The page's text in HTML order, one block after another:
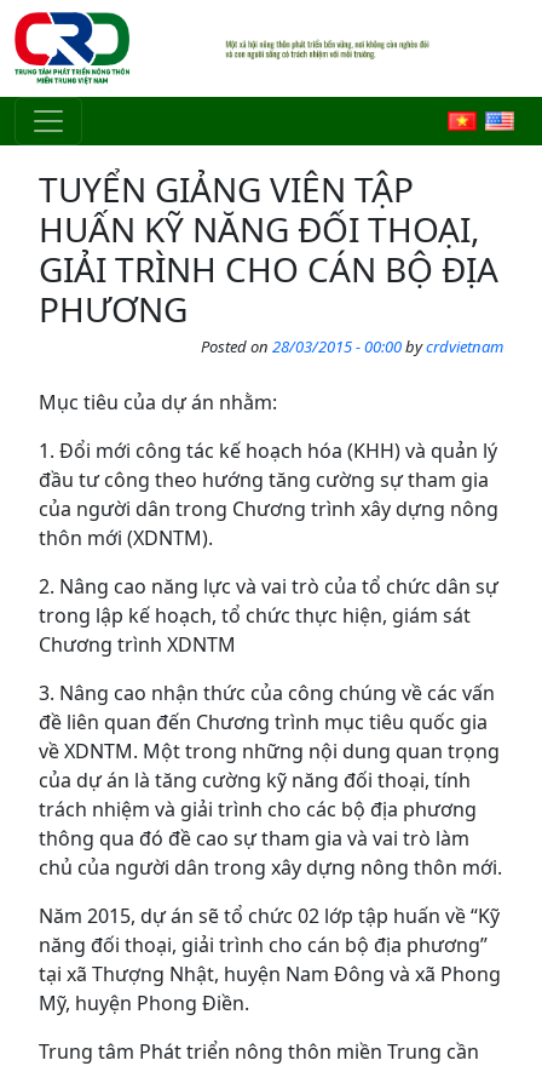
Skip to main content
TUYỂN GIẢNG VIÊN TẬP
HUẤN KỸ NĂNG ĐỐI THOẠI,
GIẢI TRÌNH CHO CÁN BỘ ĐỊA
PHƯƠNG
Posted on 28/03/2015 - 00:00bycrdvietnam
Mục tiêu của dự án nhằm:
1. Đổi mới công tác kế hoạch hóa (KHH) và quản lý
đầu tư công theo hướng tăng cường sự tham gia
của người dân trong Chương trình xây dựng nông
thôn mới (XDNTM).
2. Nâng cao năng lực và vai trò của tổ chức dân sự
trong lập kế hoạch, tổ chức thực hiện, giám sát
Chương trình XDNTM
3. Nâng cao nhận thức của công chúng về các vấn
đề liên quan đến Chương trình mục tiêu quốc gia
về XDNTM. Một trong những nội dung quan trọng
của dự án là tăng cường kỹ năng đối thoại, tính
trách nhiệm và giải trình cho các bộ địa phương
thông qua đó đề cao sự tham gia và vai trò làm
chủ của người dân trong xây dựng nông thôn mới.
Năm 2015, dự án sẽ tổ chức 02 lớp tập huấn về “Kỹ
năng đối thoại, giải trình cho cán bộ địa phương”
tại xã Thượng Nhật, huyện Nam Đông và xã Phong
Mỹ, huyện Phong Điền.
Trung tâm Phát triển nông thôn miền Trung cần